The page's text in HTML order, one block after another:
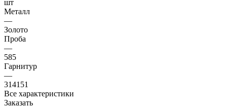
шт
Металл
—
Золото
Проба
—
585
Гарнитур
—
314151
Все характеристики
Заказать